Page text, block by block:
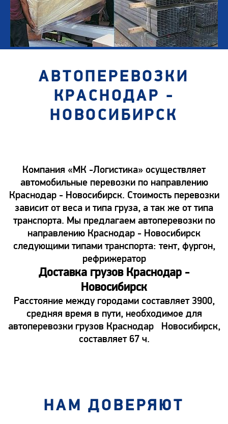
АВТОПЕРЕВОЗКИ
КРАСНОДАР -
НОВОСИБИРСК
Компания «МК -Логистика» осуществляет
автомобильные перевозки по направлению
Краснодар - Новосибирск. Стоимость перевозки
зависит от веса и типа груза, а так же от типа
транспорта. Мы предлагаем автоперевозки по
направлению Краснодар - Новосибирск
следующими типами транспорта: тент, фургон,
рефрижератор
Доставка грузов Краснодар -
Новосибирск
Расстояние между городами составляет 3900,
средняя время в пути, необходимое для
автоперевозки грузов Краснодар Новосибирск,
составляет 67 ч.
НАМ ДОВЕРЯЮТ